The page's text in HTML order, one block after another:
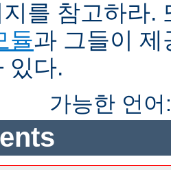
를 참고하라.
듈과 그들이
있다.
가능한 언